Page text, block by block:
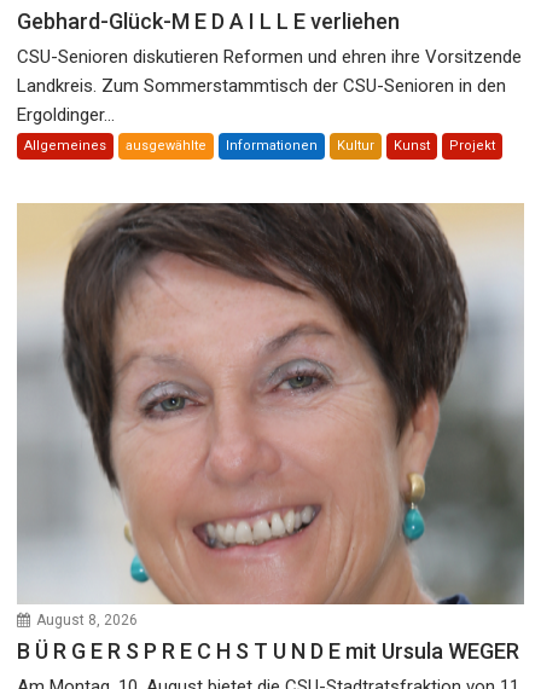
Gebhard-Glück-M E D A I L L E verliehen
CSU-Senioren diskutieren Reformen und ehren ihre Vorsitzende
Landkreis. Zum Sommerstammtisch der CSU-Senioren in den
Ergoldinger...
Allgemeines ausgewählte Informationen Kultur Kunst Projekt
August 8, 2026
B Ü R G E R S P R E C H S T U N D E mit Ursula WEGER